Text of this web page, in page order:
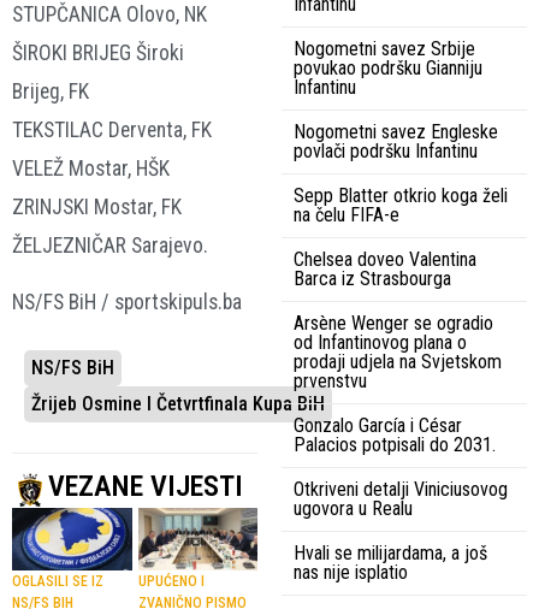
STUPČANICA Olovo, NK
ŠIROKI BRIJEG Široki
Brijeg, FK
TEKSTILAC Derventa, FK
VELEŽ Mostar, HŠK
ZRINJSKI Mostar, FK
ŽELJEZNIČAR Sarajevo.
NS/FS BiH / sportskipuls.ba
NS/FS BiH
Žrijeb Osmine I Četvrtfinala Kupa BiH
VEZANE VIJESTI
OGLASILI SE IZ
NS/FS BIH
UPUĆENO I
ZVANIČNO PISMO
Nogometni savez Srbije
povukao podršku Gianniju
Infantinu
Nogometni savez Engleske
povlači podršku Infantinu
Sepp Blatter otkrio koga želi
na čelu FIFA-e
Chelsea doveo Valentina
Barca iz Strasbourga
Arsène Wenger se ogradio
od Infantinovog plana o
prodaji udjela na Svjetskom
prvenstvu
Gonzalo García i César
Palacios potpisali do 2031.
Otkriveni detalji Viniciusovog
ugovora u Realu
Hvali se milijardama, a još
nas nije isplatio